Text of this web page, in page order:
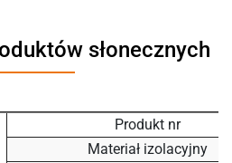
słonecznych
Produkt nr
Materiał izolacyjny